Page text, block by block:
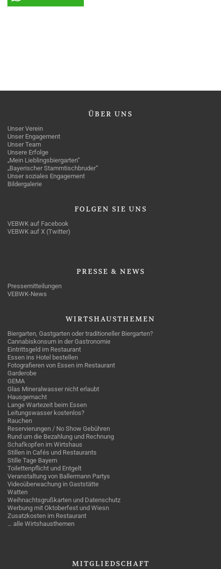
ÜBER UNS
Unser Verein
Unser Engagement
Unser Team
Unsere Erfolge
„Mein Lieblingsbiergarten“
„Bayerischer Stammtischbruder“
Unser soziales Engagement
Bildergalerie
FOLGEN SIE UNS
VEBWK auf Facebook
VEBWK auf X (Twitter)
PRESSE & NEWS
Pressemitteilungen
VEBWK-News
WIRTSHAUSTHEMEN
Biergarten, Gastgarten oder traditioneller Biergarten?
Cannabiskonsum in der Gastronomie
Eintrittsgeld im Restaurant
Essen ins Hotel bestellen
Fotografieren von Essen im Restaurant
Garderobe
GEMA
Glas Mineralwasser nicht erlaubt
Hausgemacht
Lange Wartezeit beim Essen
Leitungswasser kostenlos?
Rauchen
Reservierungen / No Show Gebühren
Rund um die Bezahlung und Rechnung
Schafkopfen im Wirtshaus
Stillen in Cafés und Restaurants
Stille Tage Bayern
Toilettenpflicht und Entgelt
Veranstaltung von Ballermann Partys
Videoüberwachung in Gaststätte
Watten
Weihnachtsgrußkarten und Datenschutz
Werbung mit Oktoberfest und Wiesn
Zusatzkosten im Restaurant
… alle Wirtshausthemen
MITGLIEDSCHAFT